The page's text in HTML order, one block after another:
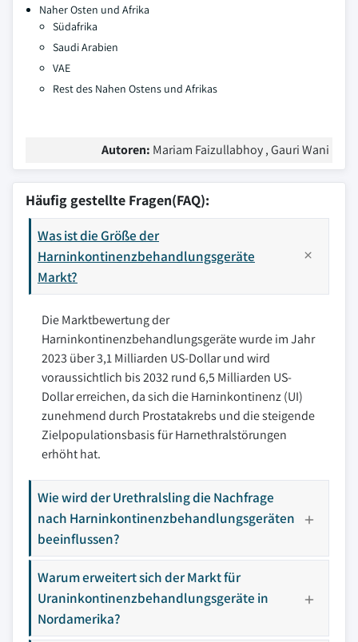
Naher Osten und Afrika
Südafrika
Saudi Arabien
VAE
Rest des Nahen Ostens und Afrikas
Autoren: Mariam Faizullabhoy , Gauri Wani
Häufig gestellte Fragen(FAQ):
Was ist die Größe der
Harninkontinenzbehandlungsgeräte
Markt?
Die Marktbewertung der
Harninkontinenzbehandlungsgeräte wurde im Jahr
2023 über 3,1 Milliarden US-Dollar und wird
voraussichtlich bis 2032 rund 6,5 Milliarden US-
Dollar erreichen, da sich die Harninkontinenz (UI)
zunehmend durch Prostatakrebs und die steigende
Zielpopulationsbasis für Harnethralstörungen
erhöht hat.
Wie wird der Urethralsling die Nachfrage
nach Harninkontinenzbehandlungsgeräten
beeinflussen?
Warum erweitert sich der Markt für
Uraninkontinenzbehandlungsgeräte in
Nordamerika?